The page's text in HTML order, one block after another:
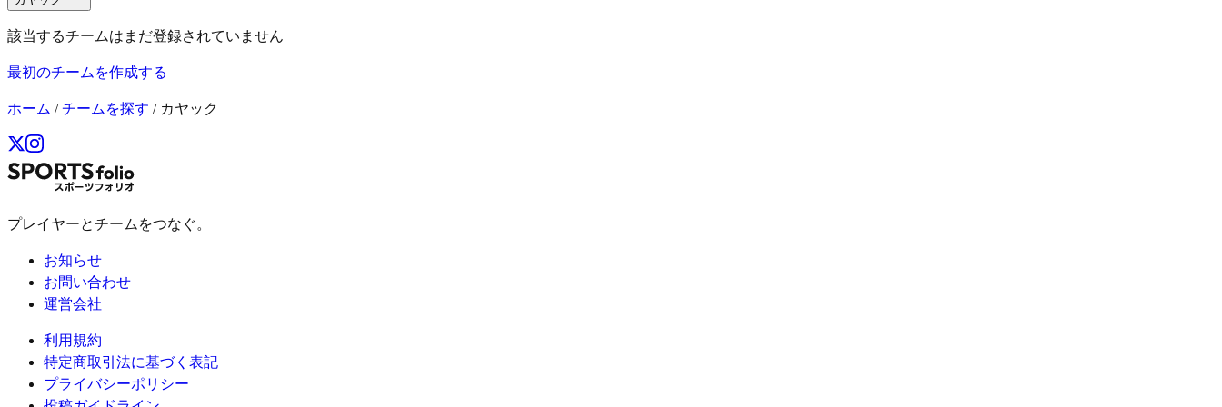
該当するチームはまだ登録されていません
最初のチームを作成する
ホーム /チームを探す / カヤック
プレイヤーとチームをつなぐ。
お知らせ
お問い合わせ
運営会社
利用規約
特定商取引法に基づく表記
プライバシーポリシー